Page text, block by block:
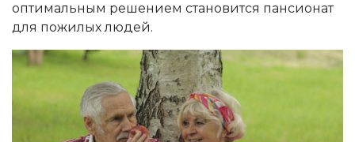
оптимальным решением становится пансионат
для пожилых людей.